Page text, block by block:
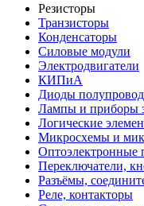
Резисторы
Транзисторы
Конденсаторы
Силовые модули
Электродвигатели
КИПиА
Диоды
Лампы и приборы
Логические
Микросхемы и
Оптоэлектронные
Переключатели,
Разъёмы,
Реле, контакторы